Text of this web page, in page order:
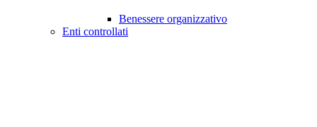
Benessere organizzativo
Enti controllati